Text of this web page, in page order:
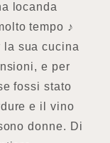
locanda
tempo ♪
la sua cucina
e per
fossi stato
e il vino
donne. Di